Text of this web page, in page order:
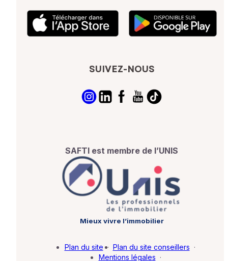
SUIVEZ-NOUS
SAFTI est membre de l’UNIS
Mieux vivre l’immobilier
Plan du site · Plan du site conseillers ·
Mentions légales ·